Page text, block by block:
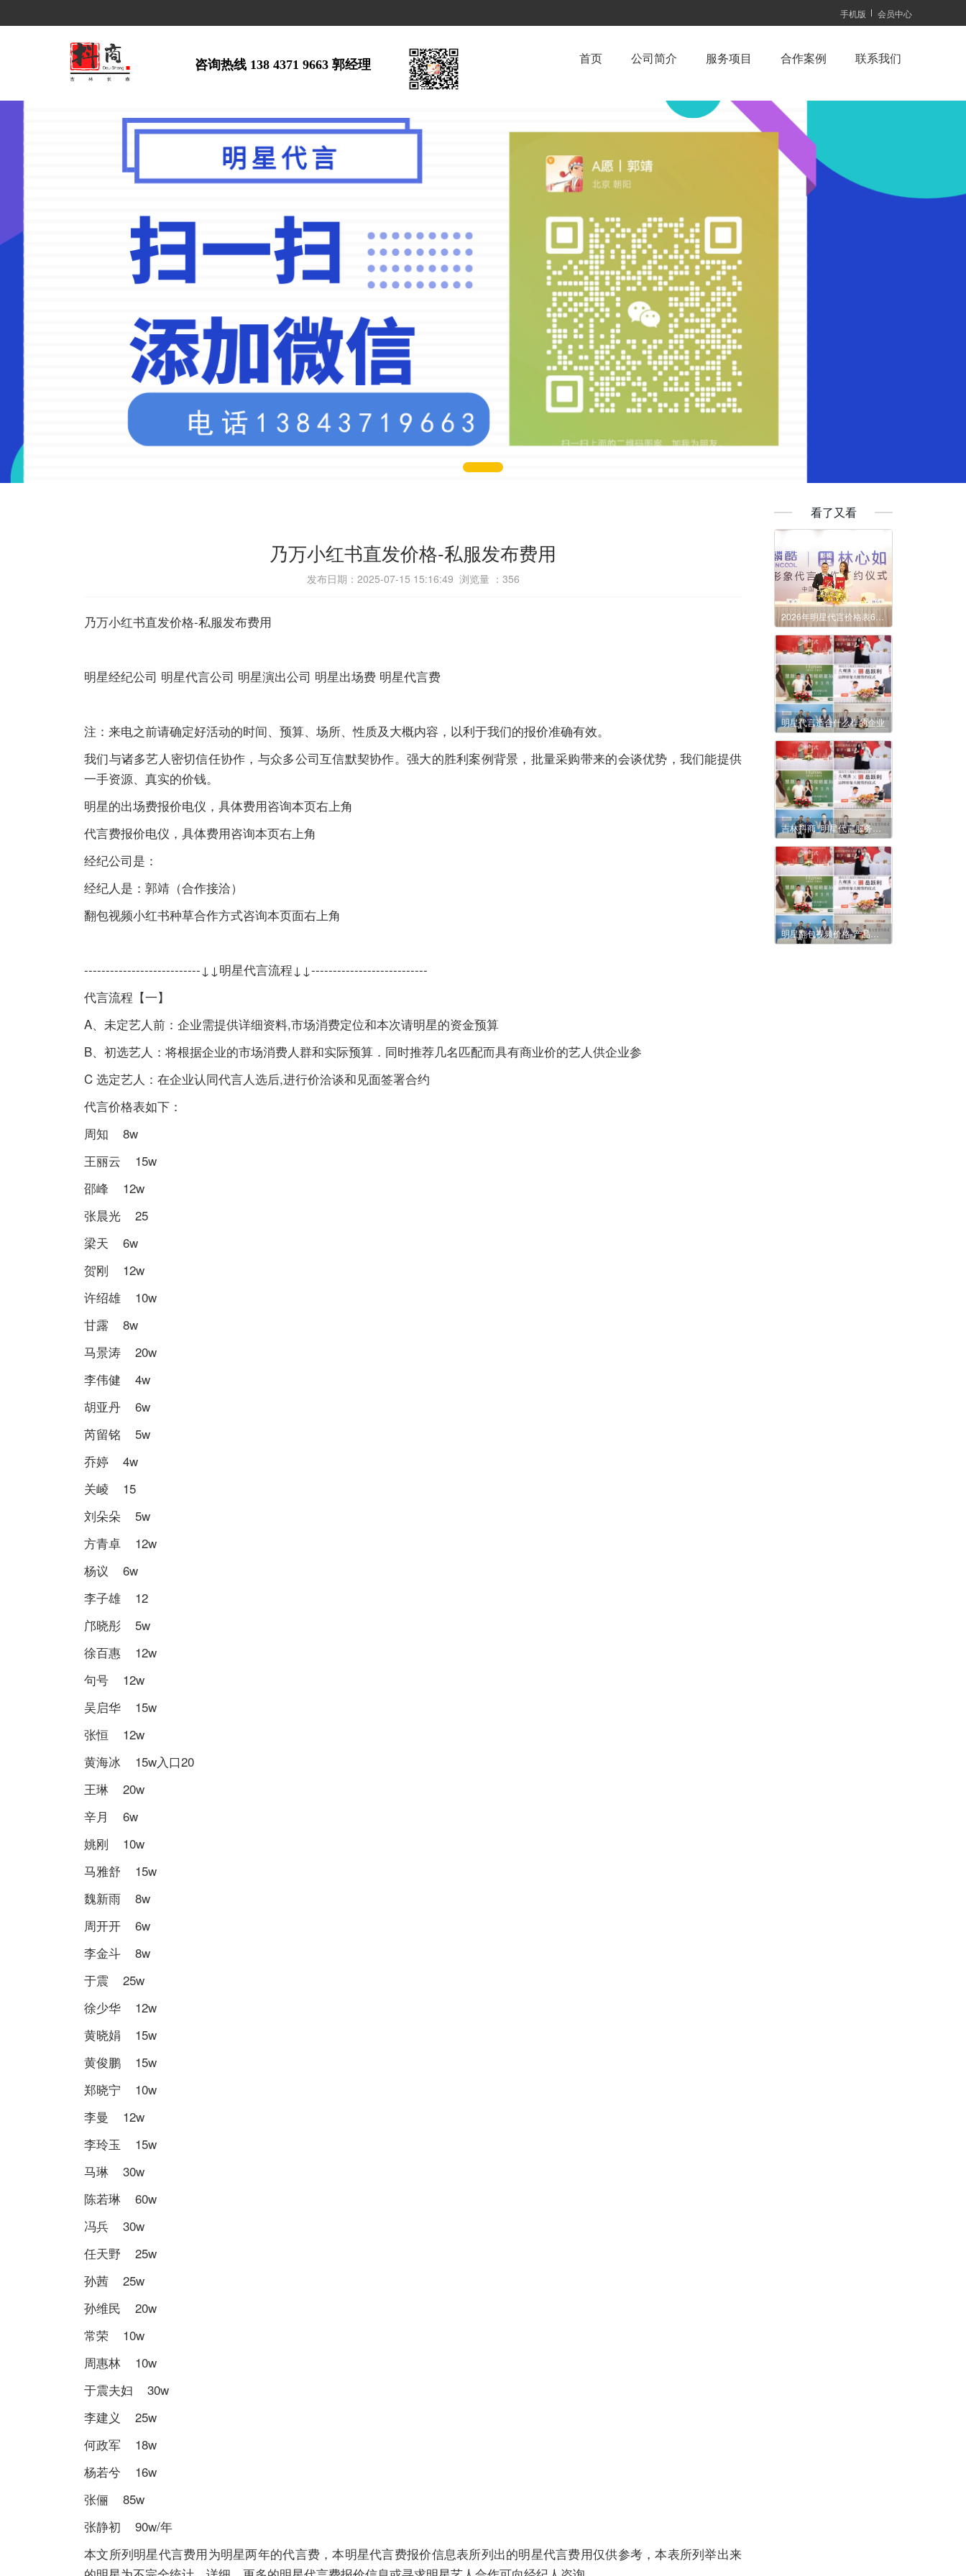
手机版 会员中心
首页 公司简介 服务项目 合作案例 联系我们
咨询热线 138 4371 9663 郭经理
乃万小红书直发价格-私服发布费用
发布日期：2025-07-15 15:16:49 浏览量 ： 356
乃万小红书直发价格-私服发布费用
明星经纪公司 明星代言公司 明星演出公司 明星出场费 明星代言费
注：来电之前请确定好活动的时间、预算、场所、性质及大概内容，以利于我们的报价准确有效。
我们与诸多艺人密切信任协作，与众多公司互信默契协作。强大的胜利案例背景，批量采购带来的会谈优势，我们能提供
一手资源、真实的价钱。
明星的出场费报价电仪，具体费用咨询本页右上角
代言费报价电仪，具体费用咨询本页右上角
经纪公司是：
经纪人是：郭靖（合作接洽）
翻包视频小红书种草合作方式咨询本页面右上角
---------------------------↓↓明星代言流程↓↓---------------------------
代言流程【一】
A、未定艺人前：企业需提供详细资料,市场消费定位和本次请明星的资金预算
B、初选艺人：将根据企业的市场消费人群和实际预算．同时推荐几名匹配而具有商业价的艺人供企业参
C 选定艺人：在企业认同代言人选后,进行价洽谈和见面签署合约
代言价格表如下：
周知 8w
王丽云 15w
邵峰 12w
张晨光 25
梁天 6w
贺刚 12w
许绍雄 10w
甘露 8w
马景涛 20w
李伟健 4w
胡亚丹 6w
芮留铭 5w
乔婷 4w
关崚 15
刘朵朵 5w
方青卓 12w
杨议 6w
李子雄 12
邝晓彤 5w
徐百惠 12w
句号 12w
吴启华 15w
张恒 12w
黄海冰 15w入口20
王琳 20w
辛月 6w
姚刚 10w
马雅舒 15w
魏新雨 8w
周开开 6w
李金斗 8w
于震 25w
徐少华 12w
黄晓娟 15w
黄俊鹏 15w
郑晓宁 10w
李曼 12w
李玲玉 15w
马琳 30w
陈若琳 60w
冯兵 30w
任天野 25w
孙茜 25w
孙维民 20w
常荣 10w
周惠林 10w
于震夫妇 30w
李建义 25w
何政军 18w
杨若兮 16w
张俪 85w
张静初 90w/年
本文所列明星代言费用为明星两年的代言费，本明星代言费报价信息表所列出的明星代言费用仅供参考，本表所列举出来
看了又看
2026年明星代言价格表6月份更新
明星代言适合什么样的企业
吉林抖商_明星代言服务价目表（含形象授权与肖像使用费用）
明星翻包视频价格-产品推荐视频费用